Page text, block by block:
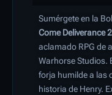
Sumérgete en la
Come Deliverance
aclamado RPG de
Warhorse Studios.
forja humilde a las
historia de Henry.